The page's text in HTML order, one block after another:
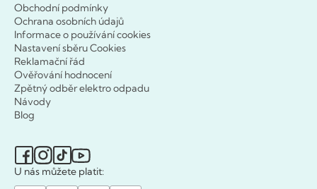
Obchodní podmínky
Ochrana osobních údajů
Informace o používání cookies
Nastavení sběru Cookies
Reklamační řád
Ověřování hodnocení
Zpětný odběr elektro odpadu
Návody
Blog
U nás můžete platit: